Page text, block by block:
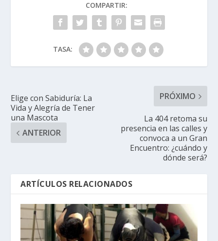
COMPARTIR:
TASA:
Elige con Sabiduría: La
Vida y Alegría de Tener
una Mascota
ANTERIOR
PRÓXIMO
La 404 retoma su
presencia en las calles y
convoca a un Gran
Encuentro: ¿cuándo y
dónde será?
ARTÍCULOS RELACIONADOS